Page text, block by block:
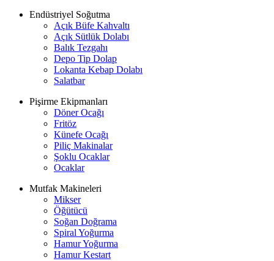
Endüstriyel Soğutma
Açık Büfe Kahvaltı
Açık Sütlük Dolabı
Balık Tezgahı
Depo Tip Dolap
Lokanta Kebap Dolabı
Salatbar
Pişirme Ekipmanları
Döner Ocağı
Fritöz
Künefe Ocağı
Piliç Makinalar
Şoklu Ocaklar
Ocaklar
Mutfak Makineleri
Mikser
Öğütücü
Soğan Doğrama
Spiral Yoğurma
Hamur Yoğurma
Hamur Kestart